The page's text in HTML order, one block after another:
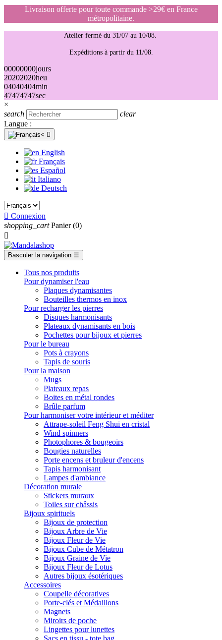
Livraison offerte pour toute commande >29€ en France
métropolitaine.
Atelier fermé du 31/07 au 10/08.
Expéditions à partir du 11/08.
00000000jours
20202020heu
04040404min
47474747sec
×
search
clear
Langue :

English
Français
Español
Italiano
Deutsch
 Connexion
shopping_cart Panier (0)

Basculer la navigation ☰
Tous nos produits
Pour dynamiser l'eau
Plaques dynamisantes
Bouteilles thermos en inox
Pour recharger les pierres
Disques harmonisants
Plateaux dynamisants en bois
Pochettes pour bijoux et pierres
Pour le bureau
Pots à crayons
Tapis de souris
Pour la maison
Mugs
Plateaux repas
Boites en métal rondes
Brûle parfum
Pour harmoniser votre intérieur et méditer
Attrape-soleil Feng Shui en cristal
Wind spinners
Photophores & bougeoirs
Bougies naturelles
Porte encens et bruleur d'encens
Tapis harmonisant
Lampes d'ambiance
Décoration murale
Stickers muraux
Toiles sur châssis
Bijoux spirituels
Bijoux de protection
Bijoux Arbre de Vie
Bijoux Fleur de Vie
Bijoux Cube de Métatron
Bijoux Graine de Vie
Bijoux Fleur de Lotus
Autres bijoux ésotériques
Accessoires
Coupelle décoratives
Porte-clés et Médaillons
Magnets
Miroirs de poche
Lingettes pour lunettes
Sacs en tissu - tote bag